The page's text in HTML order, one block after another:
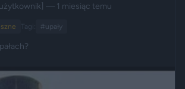
— 1 miesiąc temu
Tagi: #upały